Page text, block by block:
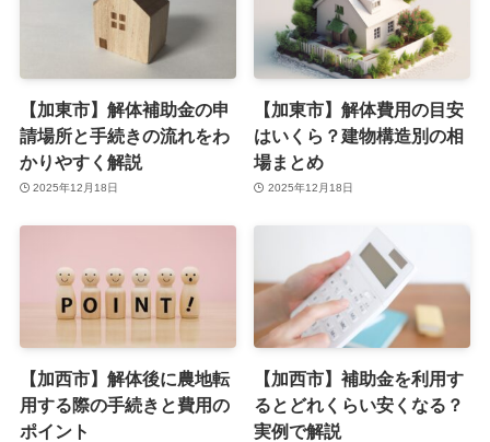
【加東市】解体補助金の申
請場所と手続きの流れをわ
かりやすく解説
2025年12月18日
【加東市】解体費用の目安
はいくら？建物構造別の相
場まとめ
2025年12月18日
【加西市】解体後に農地転
用する際の手続きと費用の
ポイント
【加西市】補助金を利用す
るとどれくらい安くなる？
実例で解説